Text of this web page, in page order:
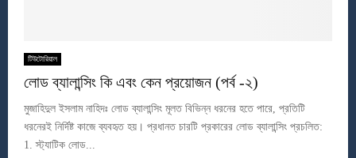
টিউটোরিয়াল
লোড ব্যালান্সিং কি এবং কেন প্রয়োজন (পর্ব -২)
মুজাহিদুল ইসলাম নাহিদঃ লোড ব্যালান্সিং মূলত বিভিন্ন ধরনের হতে পারে, প্রতিটি
ধরনেরই নির্দিষ্ট কাজে ব্যবহৃত হয়। প্রধানত চারটি প্রকারের লোড ব্যালান্সিং প্রচলিত:
1. স্ট্যাটিক লোড...